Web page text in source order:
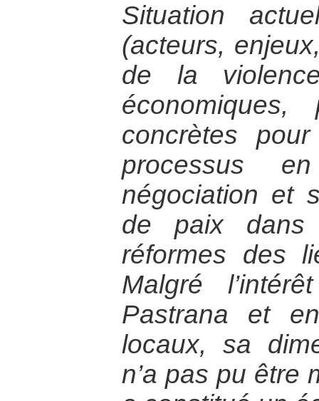
Situation
(acteurs,
de la
économiques,
concrètes
processus
négociation et
de paix dans
réformes des
Malgré
Pastrana et
locaux, sa
n’a pas pu